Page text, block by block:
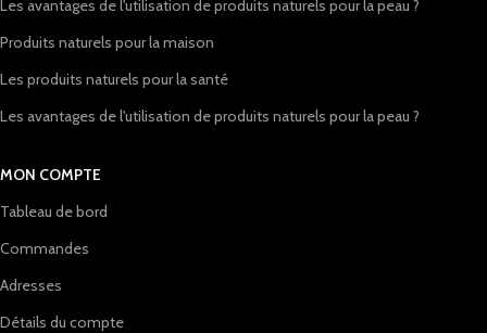
Les avantages de l'utilisation de produits naturels pour la peau ?
Produits naturels pour la maison
Les produits naturels pour la santé
Les avantages de l'utilisation de produits naturels pour la peau ?
MON COMPTE
Tableau de bord
Commandes
Adresses
Détails du compte